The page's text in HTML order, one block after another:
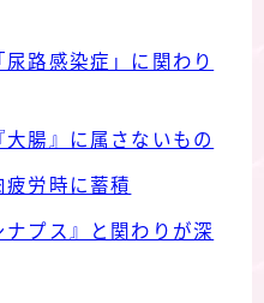
路感染症」に関わり
腸』に属さないもの
労時に蓄積
プス』と関わりが深